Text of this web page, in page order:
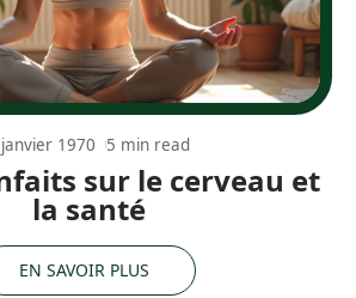
sur le cerveau et
la santé
1970 5 min read
EN SAVOIR PLUS